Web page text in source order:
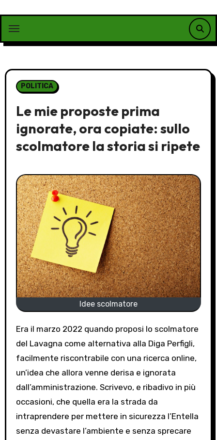
contenuto
POLITICA
Le mie proposte prima
ignorate, ora copiate: sullo
scolmatore la storia si ripete
Idee scolmatore
Era il marzo 2022 quando proposi lo scolmatore
del Lavagna come alternativa alla Diga Perfigli,
facilmente riscontrabile con una ricerca online,
un’idea che allora venne derisa e ignorata
dall’amministrazione. Scrivevo, e ribadivo in più
occasioni, che quella era la strada da
intraprendere per mettere in sicurezza l’Entella
senza devastare l’ambiente e senza sprecare